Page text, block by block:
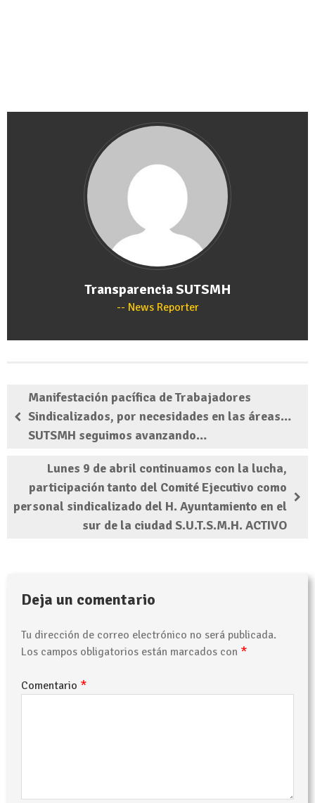
Transparencia SUTSMH
News Reporter
Manifestación pacífica de Trabajadores
Sindicalizados, por necesidades en las áreas…
SUTSMH seguimos avanzando…
Lunes 9 de abril continuamos con la lucha,
participación tanto del Comité Ejecutivo como
personal sindicalizado del H. Ayuntamiento en el
sur de la ciudad S.U.T.S.M.H. ACTIVO
Deja un comentario
Tu dirección de correo electrónico no será publicada.
Los campos obligatorios están marcados con *
Comentario *